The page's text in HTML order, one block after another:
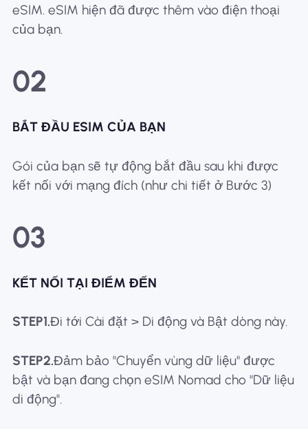
eSIM. eSIM hiện đã được thêm vào điện thoại
của bạn.
02
BẮT ĐẦU ESIM CỦA BẠN
Gói của bạn sẽ tự động bắt đầu sau khi được
kết nối với mạng đích (như chi tiết ở Bước 3)
03
KẾT NỐI TẠI ĐIỂM ĐẾN
STEP1.Đi tới Cài đặt > Di động và Bật dòng này.
STEP2.Đảm bảo "Chuyển vùng dữ liệu" được
bật và bạn đang chọn eSIM Nomad cho "Dữ liệu
di động".